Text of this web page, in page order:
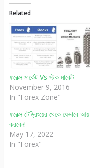
Related
ফরেক্স মার্কেট Vs স্টক মার্কেট
November 9, 2016
In "Forex Zone"
ফরেক্স টেড্রিংয়ের থেকে যেভাবে আয়
করবেন!
May 17, 2022
In "Forex"